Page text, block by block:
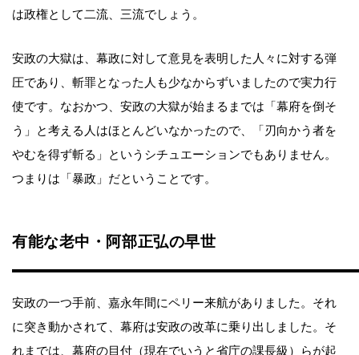
は政権として二流、三流でしょう。
安政の大獄は、幕政に対して意見を表明した人々に対する弾
圧であり、斬罪となった人も少なからずいましたので実力行
使です。なおかつ、安政の大獄が始まるまでは「幕府を倒そ
う」と考える人はほとんどいなかったので、「刃向かう者を
やむを得ず斬る」というシチュエーションでもありません。
つまりは「暴政」だということです。
有能な老中・阿部正弘の早世
安政の一つ手前、嘉永年間にペリー来航がありました。それ
に突き動かされて、幕府は安政の改革に乗り出しました。そ
れまでは、幕府の目付（現在でいうと省庁の課長級）らが起